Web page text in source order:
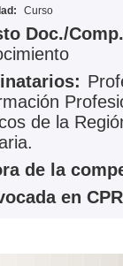
Curso
Doc./
de la
de la
en